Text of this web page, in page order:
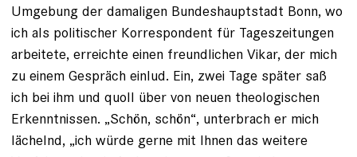
Umgebung der damaligen Bundeshauptstadt Bonn, wo
ich als politischer Korrespondent für Tageszeitungen
arbeitete, erreichte einen freundlichen Vikar, der mich
zu einem Gespräch einlud. Ein, zwei Tage später saß
ich bei ihm und quoll über von neuen theologischen
Erkenntnissen. „Schön, schön“, unterbrach er mich
lächelnd, „ich würde gerne mit Ihnen das weitere